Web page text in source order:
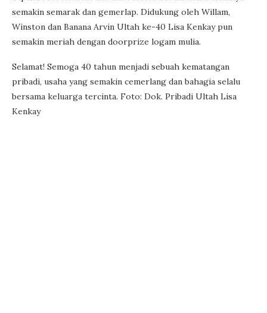
semakin semarak dan gemerlap. Didukung oleh Willam,
Winston dan Banana Arvin Ultah ke-40 Lisa Kenkay pun
semakin meriah dengan doorprize logam mulia.
Selamat! Semoga 40 tahun menjadi sebuah kematangan
pribadi, usaha yang semakin cemerlang dan bahagia selalu
bersama keluarga tercinta. Foto: Dok. Pribadi Ultah Lisa
Kenkay